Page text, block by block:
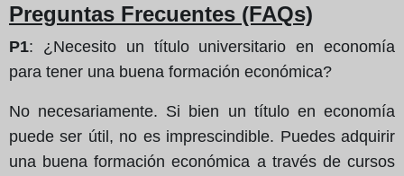
Preguntas Frecuentes (FAQs)
P1: ¿Necesito un título universitario en economía
para tener una buena formación económica?
No necesariamente. Si bien un título en economía
puede ser útil, no es imprescindible. Puedes adquirir
una buena formación económica a través de cursos